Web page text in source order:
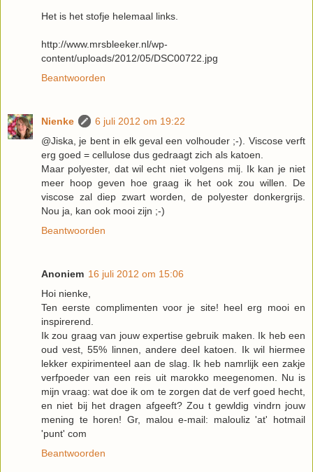
Het is het stofje helemaal links.
http://www.mrsbleeker.nl/wp-
content/uploads/2012/05/DSC00722.jpg
Beantwoorden
Nienke
6 juli 2012 om 19:22
@Jiska, je bent in elk geval een volhouder ;-). Viscose verft
erg goed = cellulose dus gedraagt zich als katoen.
Maar polyester, dat wil echt niet volgens mij. Ik kan je niet
meer hoop geven hoe graag ik het ook zou willen. De
viscose zal diep zwart worden, de polyester donkergrijs.
Nou ja, kan ook mooi zijn ;-)
Beantwoorden
Anoniem 16 juli 2012 om 15:06
Hoi nienke,
Ten eerste complimenten voor je site! heel erg mooi en
inspirerend.
Ik zou graag van jouw expertise gebruik maken. Ik heb een
oud vest, 55% linnen, andere deel katoen. Ik wil hiermee
lekker expirimenteel aan de slag. Ik heb namrlijk een zakje
verfpoeder van een reis uit marokko meegenomen. Nu is
mijn vraag: wat doe ik om te zorgen dat de verf goed hecht,
en niet bij het dragen afgeeft? Zou t gewldig vindrn jouw
mening te horen! Gr, malou e-mail: malouliz 'at' hotmail
'punt' com
Beantwoorden